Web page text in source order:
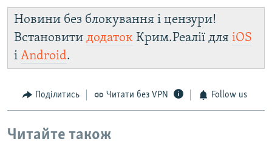
Новини без блокування і цензури!
Встановити додаток Крим.Реалії для iOS
і Android.
Поділитись Читати без VPN Follow us
Читайте також